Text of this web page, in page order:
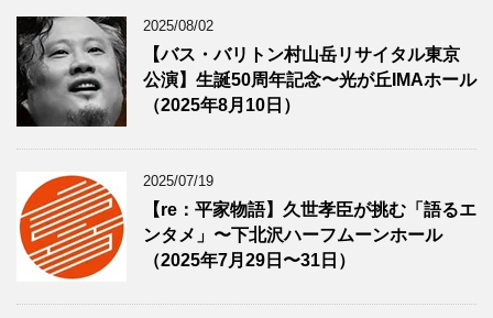
2025/08/02
【バス・バリトン村山岳リサイタル東京
公演】生誕50周年記念〜光が丘IMAホール
（2025年8月10日）
2025/07/19
【re：平家物語】久世孝臣が挑む「語るエ
ンタメ」〜下北沢ハーフムーンホール
（2025年7月29日〜31日）